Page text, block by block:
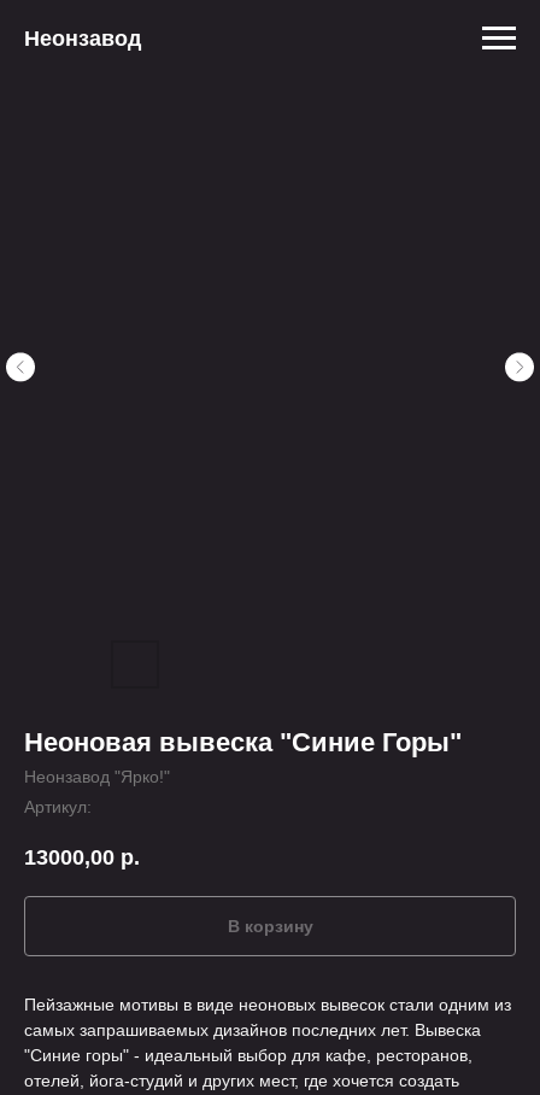
Неонзавод
Неоновая вывеска "Синие Горы"
Неонзавод "Ярко!"
Артикул:
13000,00 р.
В корзину
Пейзажные мотивы в виде неоновых вывесок стали одним из
самых запрашиваемых дизайнов последних лет. Вывеска
"Синие горы" - идеальный выбор для кафе, ресторанов,
отелей, йога-студий и других мест, где хочется создать